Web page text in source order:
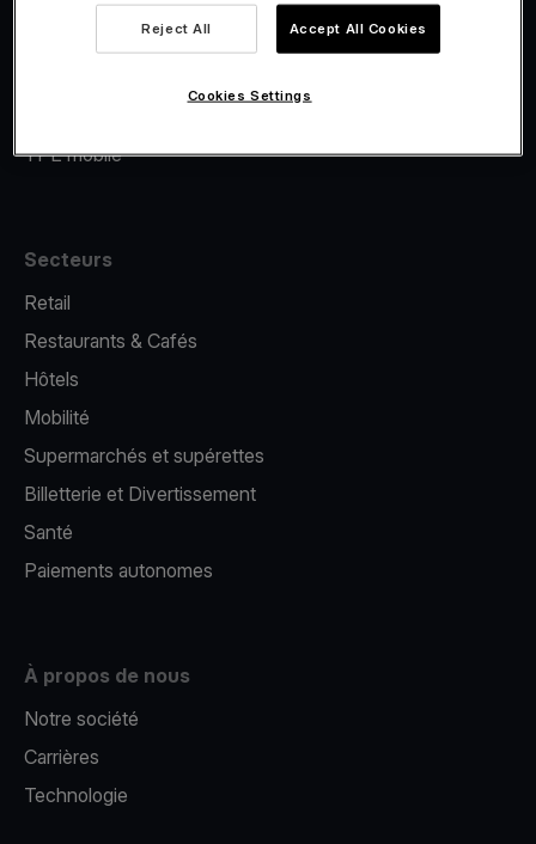
Financement Viva.com
TPE mobile
Secteurs
Retail
Restaurants & Cafés
Hôtels
Mobilité
Supermarchés et supérettes
Billetterie et Divertissement
Santé
Paiements autonomes
À propos de nous
Notre société
Carrières
Technologie
Reject All Accept All Cookies
Cookies Settings